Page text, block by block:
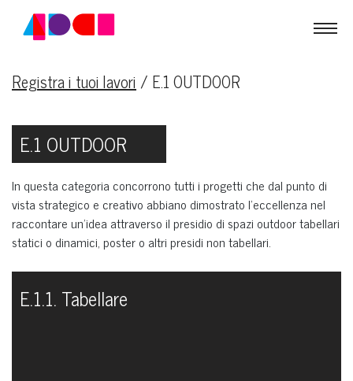
Registra i tuoi lavori / E.1 OUTDOOR
E.1 OUTDOOR
In questa categoria concorrono tutti i progetti che dal punto di
vista strategico e creativo abbiano dimostrato l’eccellenza nel
raccontare un’idea attraverso il presidio di spazi outdoor tabellari
statici o dinamici, poster o altri presidi non tabellari.
E.1.1. Tabellare